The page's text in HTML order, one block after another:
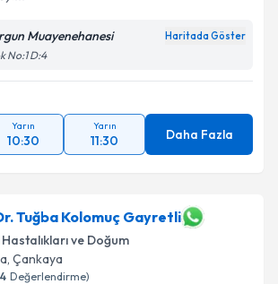
Muayenehanesi Haritada Göster
No:1 D:4
Yarın
10:30
Yarın
11:30 Daha Fazla
Tuğba Kolomuç Gayretli
Hastalıkları ve Doğum
, Çankaya
Değerlendirme)